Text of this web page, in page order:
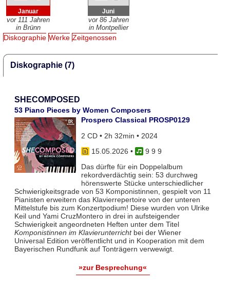
Januar
vor 111 Jahren
in Brünn
Juni
vor 86 Jahren
in Montpellier
Diskographie Werke Zeitgenossen
Diskographie (7)
SHECOMPOSED
53 Piano Pieces by Women Composers
Prospero Classical PROSP0129
2 CD • 2h 32min • 2024
15.05.2026 •
9 9 9
Das dürfte für ein Doppelalbum
rekordverdächtig sein: 53 durchweg
hörenswerte Stücke unterschiedlicher
Schwierigkeitsgrade von 53 Komponistinnen, gespielt von 11
Pianisten erweitern das Klavierrepertoire von der unteren
Mittelstufe bis zum Konzertpodium! Diese wurden von Ulrike
Keil und Yami CruzMontero in drei in aufsteigender
Schwierigkeit angeordneten Heften unter dem Titel
Komponistinnen im Klavierunterrichtbei der Wiener
Universal Edition veröffentlicht und in Kooperation mit dem
Bayerischen Rundfunk auf Tonträgern verwewigt.
»zur Besprechung«